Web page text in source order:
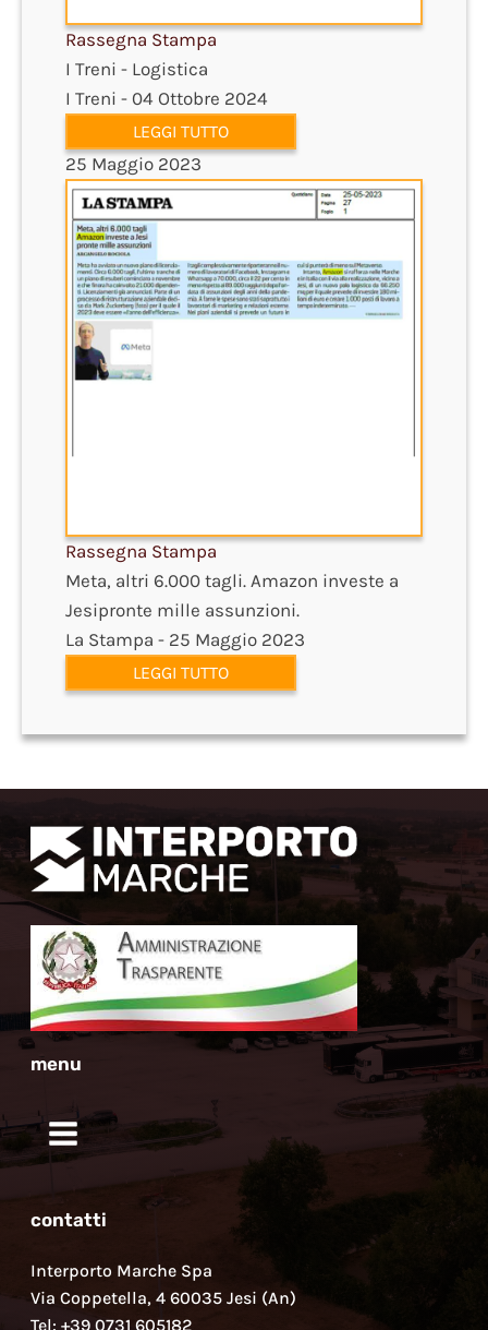
Rassegna Stampa
I Treni - Logistica
I Treni - 04 Ottobre 2024
LEGGI TUTTO
25 Maggio 2023
Rassegna Stampa
Meta, altri 6.000 tagli. Amazon investe a
Jesipronte mille assunzioni.
La Stampa - 25 Maggio 2023
LEGGI TUTTO
menu
contatti
Interporto Marche Spa
Via Coppetella, 4 60035 Jesi (An)
Tel: +39 0731 605182